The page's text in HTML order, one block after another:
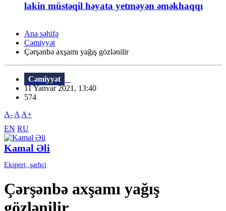
lakin müstəqil həyata yetməyən əməkhaqqı
Ana səhifə
Cəmiyyət
Çərşənbə axşamı yağış gözlənilir
Cəmiyyət
11 Yanvar 2021, 13:40
574
A- A A+
EN RU
Kamal Əli
Ekspert, şərhçi
Çərşənbə axşamı yağış